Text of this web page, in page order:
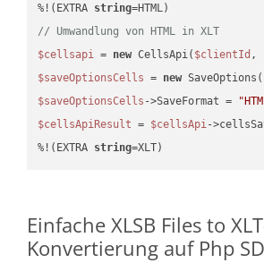
%!(EXTRA string
// Umwandlung von HTML in XLT
$cellsapi = new CellsApi( $clientId ,
$saveOptionsCells = new
$saveOptionsCells ->SaveFormat =
$cellsApiResult = $cellsApi-
%!(EXTRA string=XLT)
Einfache XLSB Files to
Konvertierung auf Php